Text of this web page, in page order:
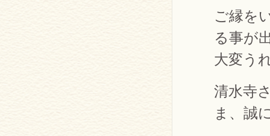
ご縁を
る事が
大変う
清水寺
ま、誠